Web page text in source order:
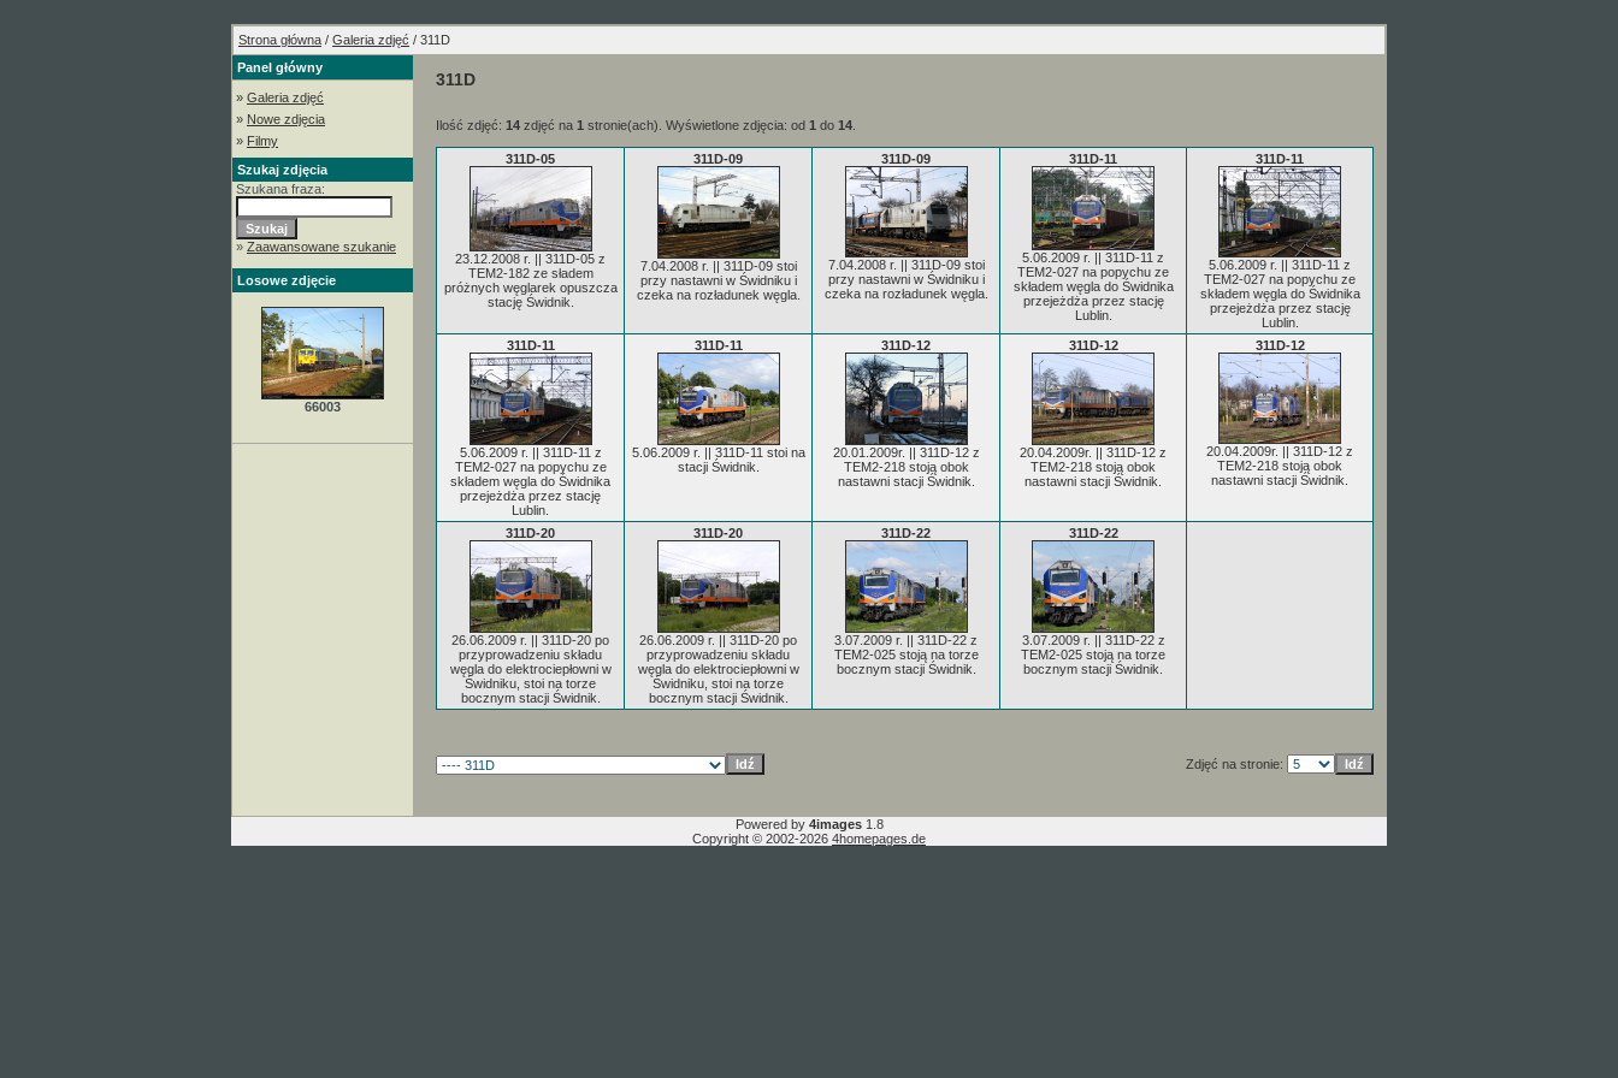
Strona główna / Galeria zdjęć / 311D
Panel główny
» Galeria zdjęć
» Nowe zdjęcia
» Filmy
Szukaj zdjęcia
Szukana fraza:
» Zaawansowane szukanie
Losowe zdjęcie
66003
311D
Ilość zdjęć: 14 zdjęć na 1 stronie(ach). Wyświetlone zdjęcia: od 1 do 14
311D-05
23.12.2008 r. || 311D-05 z
TEM2-182 ze sładem
próżnych węglarek opuszcza
stację Świdnik.
311D-09
7.04.2008 r. || 311D-09 stoi
przy nastawni w Świdniku i
czeka na rozładunek węgla.
311D-09
7.04.2008 r. || 311D-09 stoi
przy nastawni w Świdniku i
czeka na rozładunek węgla.
311D-11
5.06.2009 r. || 311D-11 z
TEM2-027 na popychu ze
składem węgla do Świdnika
przejeżdża przez stację
Lublin.
311D-11
5.06.2009 r. || 311D-11 z
TEM2-027 na popychu ze
składem węgla do Świdnika
przejeżdża przez stację
Lublin.
311D-11
5.06.2009 r. || 311D-11 z
TEM2-027 na popychu ze
składem węgla do Świdnika
przejeżdża przez stację
Lublin.
311D-11
5.06.2009 r. || 311D-11 stoi na
stacji Świdnik.
311D-12
20.01.2009r. || 311D-12 z
TEM2-218 stoją obok
nastawni stacji Świdnik.
311D-12
20.04.2009r. || 311D-12 z
TEM2-218 stoją obok
nastawni stacji Świdnik.
311D-12
20.04.2009r. || 311D-12 z
TEM2-218 stoją obok
nastawni stacji Świdnik.
311D-20
26.06.2009 r. || 311D-20 po
przyprowadzeniu składu
węgla do elektrociepłowni w
Świdniku, stoi na torze
bocznym stacji Świdnik.
311D-20
26.06.2009 r. || 311D-20 po
przyprowadzeniu składu
węgla do elektrociepłowni w
Świdniku, stoi na torze
bocznym stacji Świdnik.
311D-22
3.07.2009 r. || 311D-22 z
TEM2-025 stoją na torze
bocznym stacji Świdnik.
311D-22
3.07.2009 r. || 311D-22 z
TEM2-025 stoją na torze
bocznym stacji Świdnik.
Zdjęć na stronie:
Powered by 4images1.8
Copyright © 2002-2026 4homepages.de